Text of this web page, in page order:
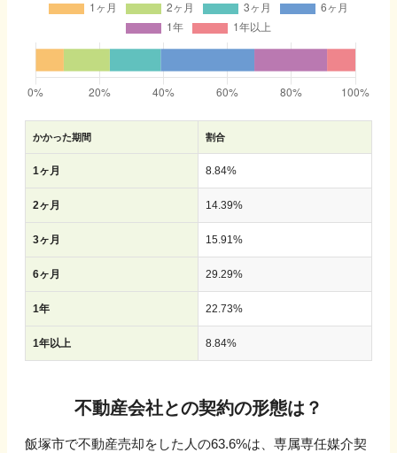
かかった期間 割合
1ヶ月 8.84%
2ヶ月 14.39%
3ヶ月 15.91%
6ヶ月 29.29%
1年 22.73%
1年以上 8.84%
不動産会社との契約の形態は？
飯塚市で不動産売却をした人の63.6%は、専属専任媒介契